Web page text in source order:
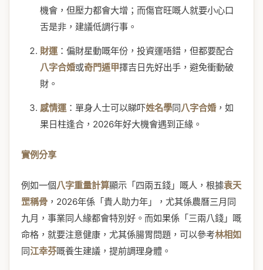
機會，但壓力都會大增；而傷官旺嘅人就要小心口
舌是非，建議低調行事。
財運 ：偏財星動嘅年份，投資運唔錯，但都要配合
八字合婚或奇門遁甲擇吉日先好出手，避免衝動破
財。
感情運 ：單身人士可以睇吓姓名學同八字合婚，如
果日柱逢合，2026年好大機會遇到正緣。
實例分享
例如一個八字重量計算顯示「四兩五錢」嘅人，根據袁天
罡稱骨 ，2026年係「貴人助力年」，尤其係農曆三月同
九月，事業同人緣都會特別好。而如果係「三兩八錢」嘅
命格，就要注意健康，尤其係腸胃問題，可以參考林相如
同江幸芬嘅養生建議，提前調理身體。